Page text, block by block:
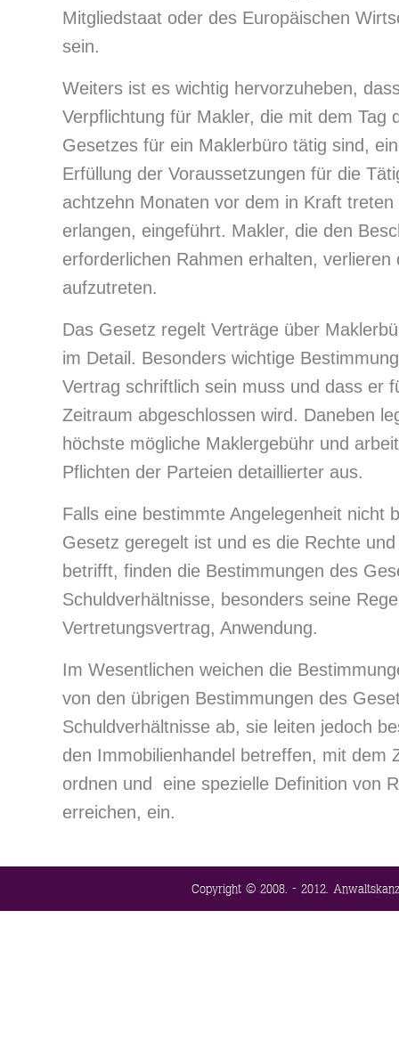
Mitgliedstaat oder des Europäischen
sein.
Weiters ist es wichtig hervorzuheben,
Verpflichtung für Makler, die mit dem Tag
Gesetzes für ein Maklerbüro tätig sind,
Erfüllung der Voraussetzungen für die
achtzehn Monaten vor dem in Kraft
erlangen, eingeführt. Makler, die den
erforderlichen Rahmen erhalten,
aufzutreten.
Das Gesetz regelt Verträge über
im Detail. Besonders wichtige
Vertrag schriftlich sein muss und dass er
Zeitraum abgeschlossen wird. Daneben
höchste mögliche Maklergebühr und
Pflichten der Parteien detaillierter aus.
Falls eine bestimmte Angelegenheit nicht
Gesetz geregelt ist und es die Rechte
betrifft, finden die Bestimmungen des
Schuldverhältnisse, besonders seine
Vertretungsvertrag, Anwendung.
Im Wesentlichen weichen die
von den übrigen Bestimmungen des
Schuldverhältnisse ab, sie leiten jedoch
den Immobilienhandel betreffen, mit dem
ordnen und eine spezielle Definition von
erreichen, ein.
Copyright © 2008. - 2012.